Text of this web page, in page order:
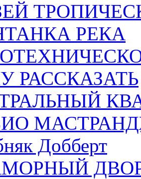
РЕКА
РАССКАЗАТЬ
Добберт